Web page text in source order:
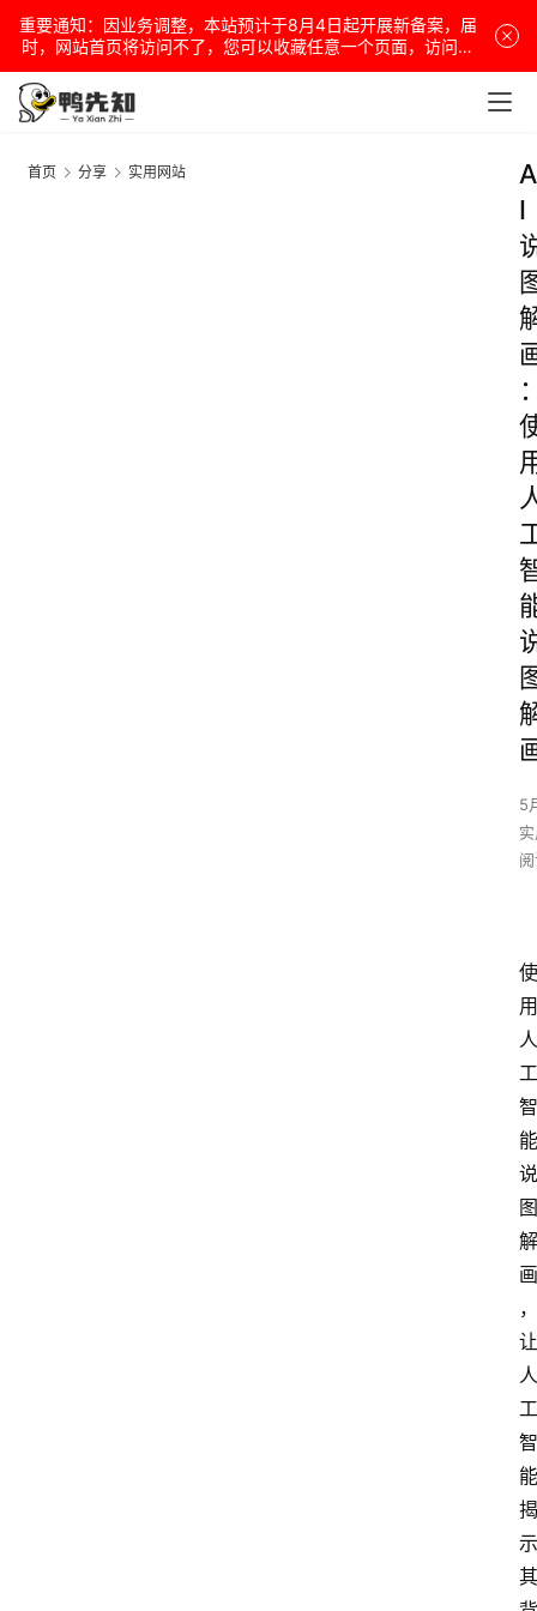
重要通知：因业务调整，本站预计于8月4日起开展新备案，届
时，网站首页将访问不了，您可以收藏任意一个页面，访问网
站！
首页 分享 实用网站
A
I
5
使
用
人
工
智
能
说
图
解
画
，
让
人
工
智
能
揭
示
其